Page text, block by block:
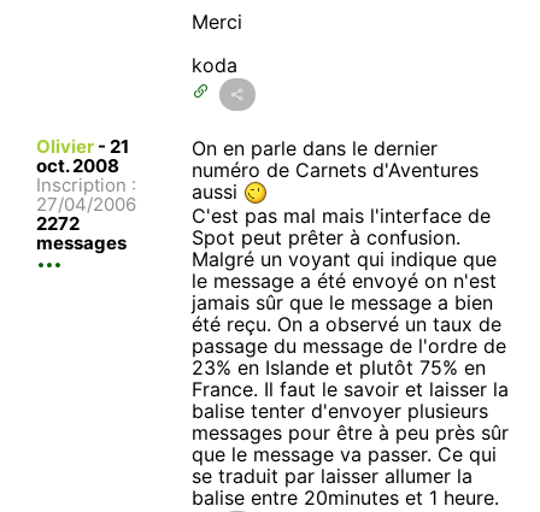
Merci
koda
Olivier - 21
oct. 2008
Inscription :
27/04/2006
2272
messages
On en parle dans le dernier
numéro de Carnets d'Aventures
aussi
C'est pas mal mais l'interface de
Spot peut prêter à confusion.
Malgré un voyant qui indique que
le message a été envoyé on n'est
jamais sûr que le message a bien
été reçu. On a observé un taux de
passage du message de l'ordre de
23% en Islande et plutôt 75% en
France. Il faut le savoir et laisser la
balise tenter d'envoyer plusieurs
messages pour être à peu près sûr
que le message va passer. Ce qui
se traduit par laisser allumer la
balise entre 20minutes et 1 heure.